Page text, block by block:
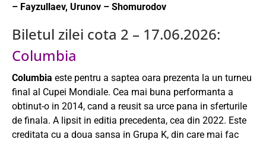
– Fayzullaev, Urunov – Shomurodov
Biletul zilei cota 2 – 17.06.2026:
Columbia
Columbia este pentru a saptea oara prezenta la un turneu
final al Cupei Mondiale. Cea mai buna performanta a
obtinut-o in 2014, cand a reusit sa urce pana in sferturile
de finala. A lipsit in editia precedenta, cea din 2022. Este
creditata cu a doua sansa in Grupa K, din care mai fac